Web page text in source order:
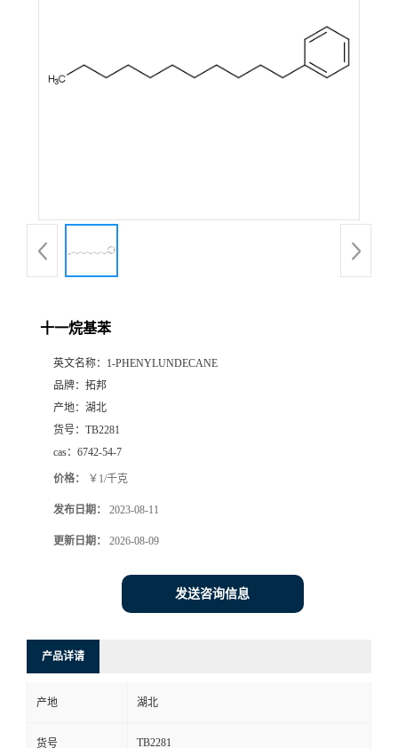
十一烷基苯
英文名称： 1-PHENYLUNDECANE
品牌： 拓邦
产地： 湖北
货号： TB2281
cas： 6742-54-7
价格： ￥1/千克
发布日期： 2023-08-11
更新日期： 2026-08-09
发送咨询信息
产品详请
产地 湖北
货号 TB2281